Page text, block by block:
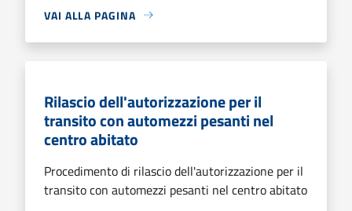
VAI ALLA PAGINA
Rilascio dell'autorizzazione per il
transito con automezzi pesanti nel
centro abitato
Procedimento di rilascio dell'autorizzazione per il
transito con automezzi pesanti nel centro abitato